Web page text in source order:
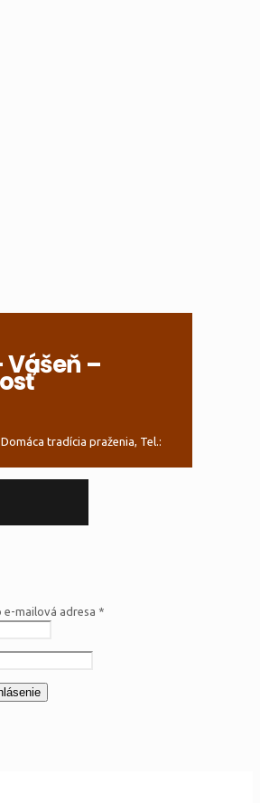
Vášeň –
tradícia praženia, Tel.:
e-mailová adresa *